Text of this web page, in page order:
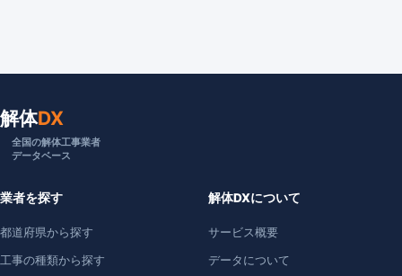
解体DX
全国の解体工事業者
データベース
業者を探す
都道府県から探す
工事の種類から探す
解体DXについて
サービス概要
データについて